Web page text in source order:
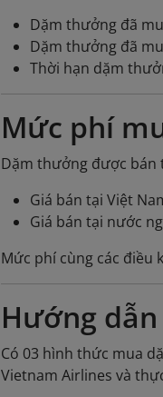
Dặm thưởng đã
Dặm thưởng đã
Thời hạn dặm
Mức phí
Dặm thưởng được bán
Giá bán tại Việt
Giá bán tại nước
Mức phí cùng các điều
Hướng
Có 03 hình thức mua
Vietnam Airlines và